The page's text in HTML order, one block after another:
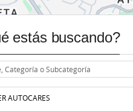
estás buscando?
AUTOCARES